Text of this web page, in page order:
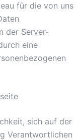
für die von uns
der Server-
eine
sich auf der
Verantwortlichen